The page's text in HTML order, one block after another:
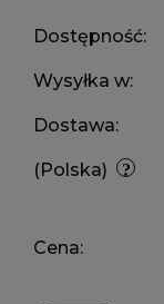
Dostępność:
Wysyłka w:
Dostawa:
(Polska)
Cena: